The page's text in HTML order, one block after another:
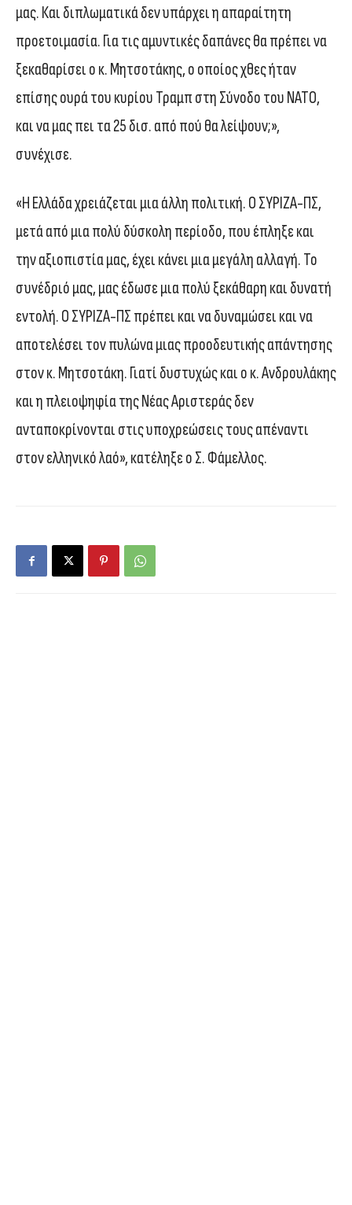
μας. Και διπλωματικά δεν υπάρχει η απαραίτητη
προετοιμασία. Για τις αμυντικές δαπάνες θα πρέπει να
ξεκαθαρίσει ο κ. Μητσοτάκης, ο οποίος χθες ήταν
επίσης ουρά του κυρίου Τραμπ στη Σύνοδο του ΝΑΤΟ,
και να μας πει τα 25 δισ. από πού θα λείψουν;»,
συνέχισε.
«Η Ελλάδα χρειάζεται μια άλλη πολιτική. Ο ΣΥΡΙΖΑ-ΠΣ,
μετά από μια πολύ δύσκολη περίοδο, που έπληξε και
την αξιοπιστία μας, έχει κάνει μια μεγάλη αλλαγή. Το
συνέδριό μας, μας έδωσε μια πολύ ξεκάθαρη και δυνατή
εντολή. Ο ΣΥΡΙΖΑ-ΠΣ πρέπει και να δυναμώσει και να
αποτελέσει τον πυλώνα μιας προοδευτικής απάντησης
στον κ. Μητσοτάκη. Γιατί δυστυχώς και ο κ. Ανδρουλάκης
και η πλειοψηφία της Νέας Αριστεράς δεν
ανταποκρίνονται στις υποχρεώσεις τους απέναντι
στον ελληνικό λαό», κατέληξε ο Σ. Φάμελλος.